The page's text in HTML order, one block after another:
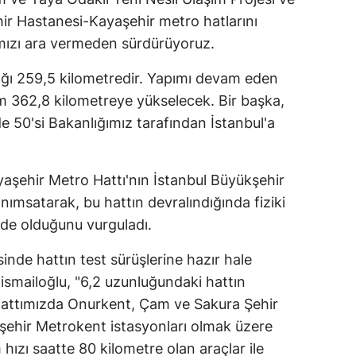
Hastanesi-Kayaşehir metro hatlarını
ara vermeden sürdürüyoruz.
259,5 kilometredir. Yapımı devam eden
362,8 kilometreye yükselecek. Bir başka,
50'si Bakanlığımız tarafından İstanbul'a
Metro Hattı'nın İstanbul Büyükşehir
bu hattın devralındığında fiziki
olduğunu vurguladı.
hattın test sürüşlerine hazır hale
"6,2 uzunluğundaki hattın
Onurkent, Çam ve Sakura Şehir
Metrokent istasyonları olmak üzere
saatte 80 kilometre olan araçlar ile